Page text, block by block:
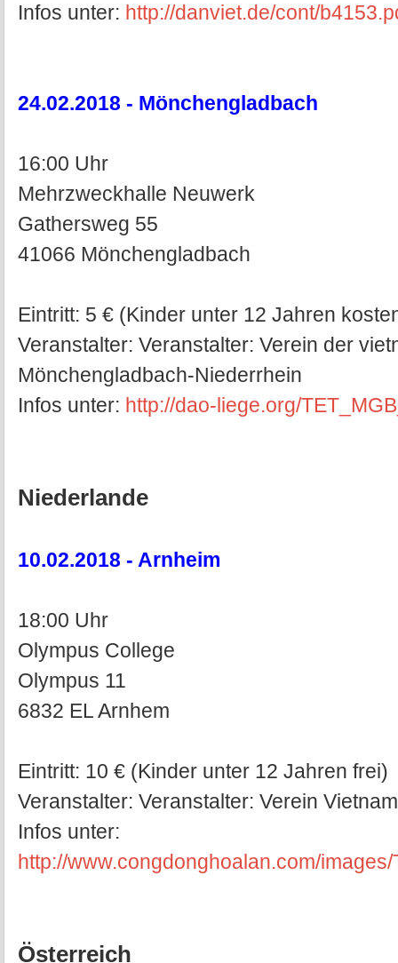
Infos unter: http://danviet.de/cont/
24.02.2018 - Mönchengladbach
16:00 Uhr
Mehrzweckhalle Neuwerk
Gathersweg 55
41066 Mönchengladbach
Eintritt: 5 € (Kinder unter 12 Jahren
Veranstalter: Veranstalter: Verein der
Mönchengladbach-Niederrhein
Infos unter: http://dao-liege.org/
Niederlande
10.02.2018 - Arnheim
18:00 Uhr
Olympus College
Olympus 11
6832 EL Arnhem
Eintritt: 10 € (Kinder unter 12 Jahren frei)
Veranstalter: Veranstalter: Verein
Infos unter:
http://www.congdonghoalan.com/
Österreich